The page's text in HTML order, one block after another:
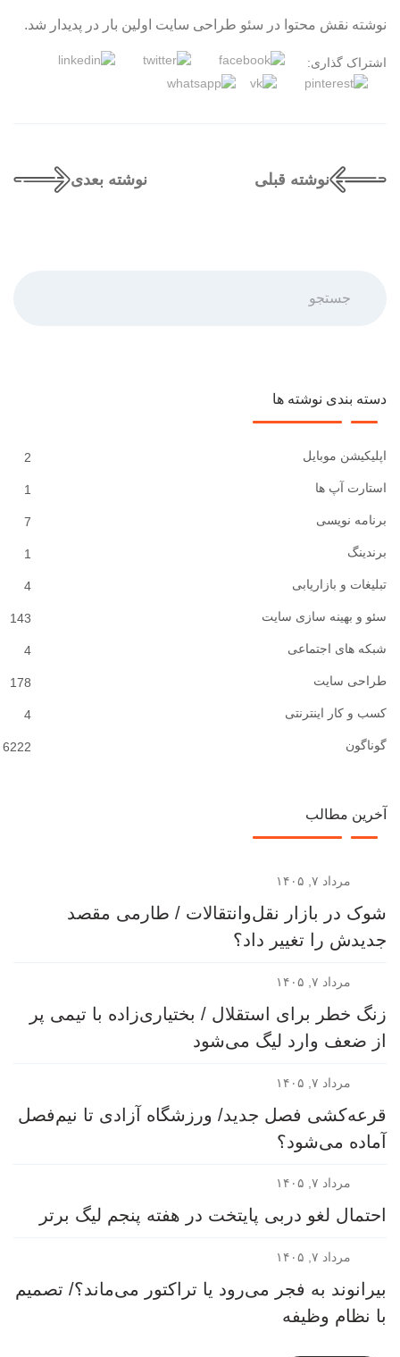
نوشته نقش محتوا در سئو طراحی سایت اولین بار در پدیدار شد.
اشتراک گذاری:
نوشته قبلی نوشته بعدی
دسته بندی نوشته ها
2 اپلیکیشن موبایل
1 استارت آپ ها
7 برنامه نویسی
1 برندینگ
4 تبلیغات و بازاریابی
143 سئو و بهینه سازی سایت
4 شبکه های اجتماعی
178 طراحی سایت
4 کسب و کار اینترنتی
6222 گوناگون
آخرین مطالب
مرداد ۷, ۱۴۰۵
شوک در بازار نقل‌وانتقالات / طارمی مقصد
جدیدش را تغییر داد؟
مرداد ۷, ۱۴۰۵
زنگ خطر برای استقلال / بختیاری‌زاده با تیمی پر
از ضعف وارد لیگ می‌شود
مرداد ۷, ۱۴۰۵
قرعه‎‌کشی فصل جدید/ ورزشگاه آزادی تا نیم‌فصل
آماده می‌شود؟
مرداد ۷, ۱۴۰۵
احتمال لغو دربی پایتخت در هفته پنجم لیگ برتر
مرداد ۷, ۱۴۰۵
بیرانوند به فجر می‌رود یا تراکتور می‌ماند؟/ تصمیم
با نظام وظیفه